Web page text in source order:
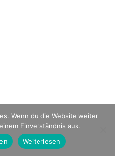
Wenn du die Website weiter
Einverständnis aus.
Weiterlesen